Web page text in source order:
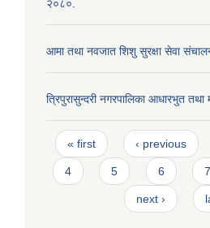
२०८०.
आमा तथा नवजात शिशु सुरक्षा सेवा
त्रिपुरासुन्दरी नगरपालिका आधारभुत तथा
Pages
« first ‹ previous
4 5 6 7
next ›